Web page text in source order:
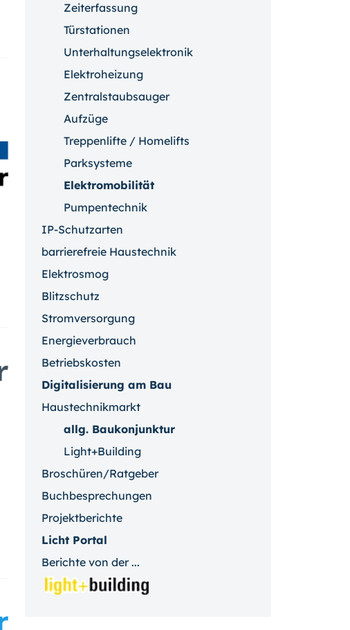
Zeiterfassung
Türstationen
Unterhaltungselektronik
Elektroheizung
Zentralstaubsauger
Aufzüge
Treppenlifte / Homelifts
Parksysteme
Elektromobilität
Pumpentechnik
IP-Schutzarten
barrierefreie Haustechnik
Elektrosmog
Blitzschutz
Stromversorgung
Energieverbrauch
Betriebskosten
Digitalisierung am Bau
Haustechnikmarkt
allg. Baukonjunktur
Light+Building
Broschüren/Ratgeber
Buchbesprechungen
Projektberichte
Licht Portal
Berichte von der ...